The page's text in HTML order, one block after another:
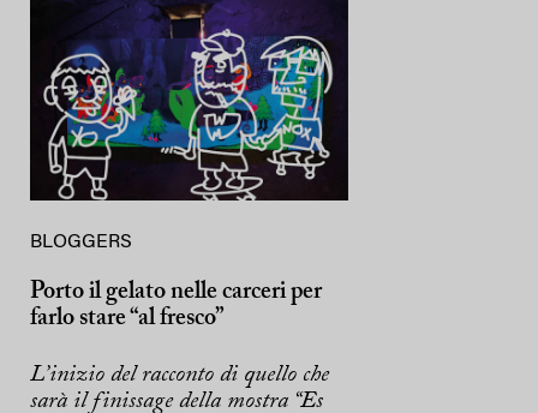
BLOGGERS
Porto il gelato nelle carceri per
farlo stare “al fresco”
L’inizio del racconto di quello che
sarà il finissage della mostra “Es